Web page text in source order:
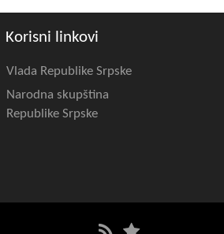
Korisni linkovi
Vlada Republike Srpske
Narodna skupština
Republike Srpske